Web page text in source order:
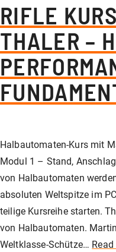
RIFLE
THALER –
Halbautomaten-Kurs mit
Modul 1 – Stand,
von Halbautomaten
absoluten Weltspitze im
teilige Kursreihe starten.
von Halbautomaten.
Weltklasse-Schütze…